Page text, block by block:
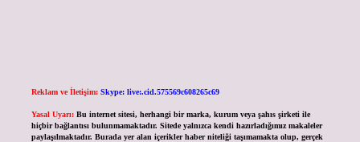
Reklam ve İletişim: Skype: live:.cid.575569c608265c69
Yasal Uyarı: Bu internet sitesi, herhangi bir marka, kurum veya şahıs şirketi ile
hiçbir bağlantısı bulunmamaktadır. Sitede yalnızca kendi hazırladığımız makaleler
paylaşılmaktadır. Burada yer alan içerikler haber niteliği taşımamakta olup, gerçek